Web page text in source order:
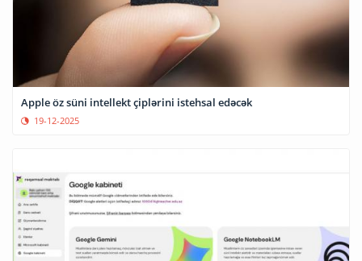
Apple öz süni intellekt çiplərini istehsal edəcək
19-12-2025